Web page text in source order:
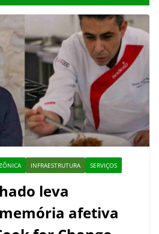
INFRAESTRUTURA SERVIÇOS
leva
afetiva